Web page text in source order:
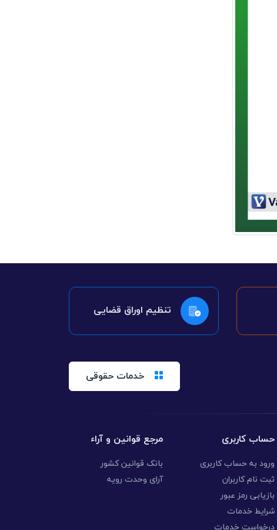
تنظیم اوراق قضایی
خدمات حقوقی
حساب کاربری
ورود به حساب کاربری
ثبت نام کاربران
بازیابی رمز عبور
شرایط خدمات
درخواست خدمات
مرجع قوانین و آراء
بانک قوانین کشور
آرای وحدت رویه